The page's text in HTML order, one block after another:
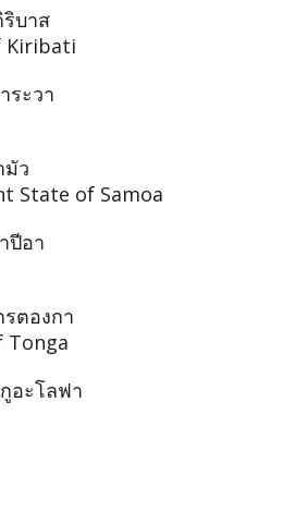
บาส
Kiribati
ระวา
มัว
State of Samoa
ปีอา
ตองกา
Tonga
อะโลฟา